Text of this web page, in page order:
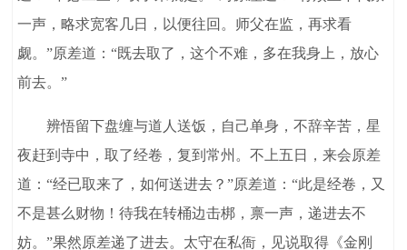
一声，略求宽客几日，以便往回。师父在监，再求看
觑。”原差道：“既去取了，这个不难，多在我身上，放心
前去。”
辨悟留下盘缠与道人送饭，自己单身，不辞辛苦，星
夜赶到寺中，取了经卷，复到常州。不上五日，来会原差
道：“经已取来了，如何送进去？”原差道：“此是经卷，又
不是甚么财物！待我在转桶边击梆，禀一声，递进去不
妨。”果然原差递了进去。太守在私衙，见说取得《金刚